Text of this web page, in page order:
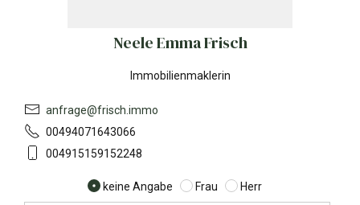
Neele Emma Frisch
Immobilienmaklerin
anfrage@frisch.immo
00494071643066
004915159152248
keine Angabe Frau Herr